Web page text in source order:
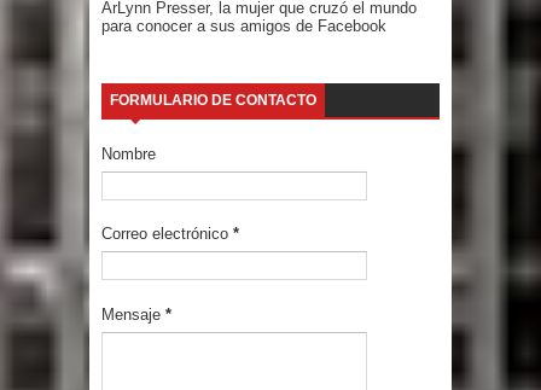
ArLynn Presser, la mujer que cruzó el mundo
para conocer a sus amigos de Facebook
FORMULARIO DE CONTACTO
Nombre
Correo electrónico *
Mensaje *